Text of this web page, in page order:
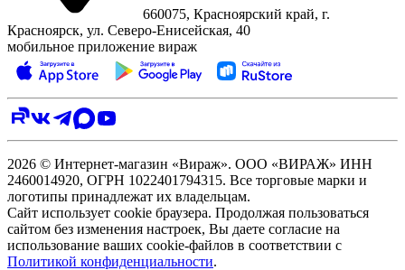
660075, Красноярский край, г.
Красноярск, ул. Северо‑Енисейская, 40
мобильное приложение вираж
2026 © Интернет-магазин «Вираж». ООО «ВИРАЖ» ИНН
2460014920, ОГРН 1022401794315. Все торговые марки и
логотипы принадлежат их владельцам.
Сайт использует cookie браузера. Продолжая пользоваться
сайтом без изменения настроек, Вы даете согласие на
использование ваших cookie-файлов в соответствии с
Политикой конфиденциальности.